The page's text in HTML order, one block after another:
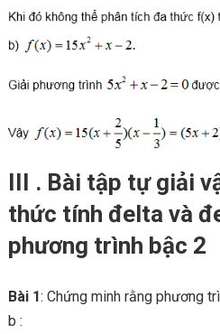
III . Bài tập tự giải
thức tính đelta và
phương trình bậc 2
Bài 1: Chứng minh rằng phương
b :